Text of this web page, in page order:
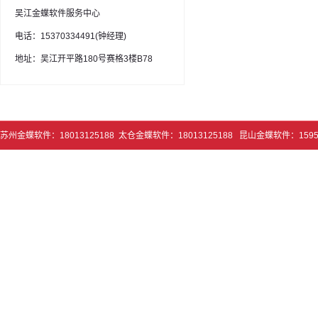
吴江金蝶软件服务中心
电话：15370334491(钟经理)
地址：吴江开平路180号赛格3楼B78
苏州金蝶软件：18013125188 太仓金蝶软件：18013125188 昆山金蝶软件：